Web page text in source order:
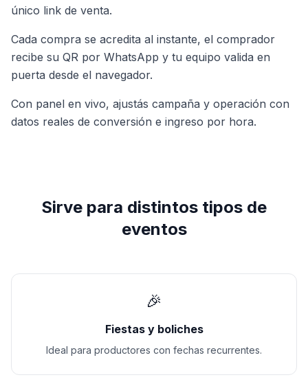
único link de venta.
Cada compra se acredita al instante, el comprador
recibe su QR por WhatsApp y tu equipo valida en
puerta desde el navegador.
Con panel en vivo, ajustás campaña y operación con
datos reales de conversión e ingreso por hora.
Sirve para distintos tipos de
eventos
🎉
Fiestas y boliches
Ideal para productores con fechas recurrentes.